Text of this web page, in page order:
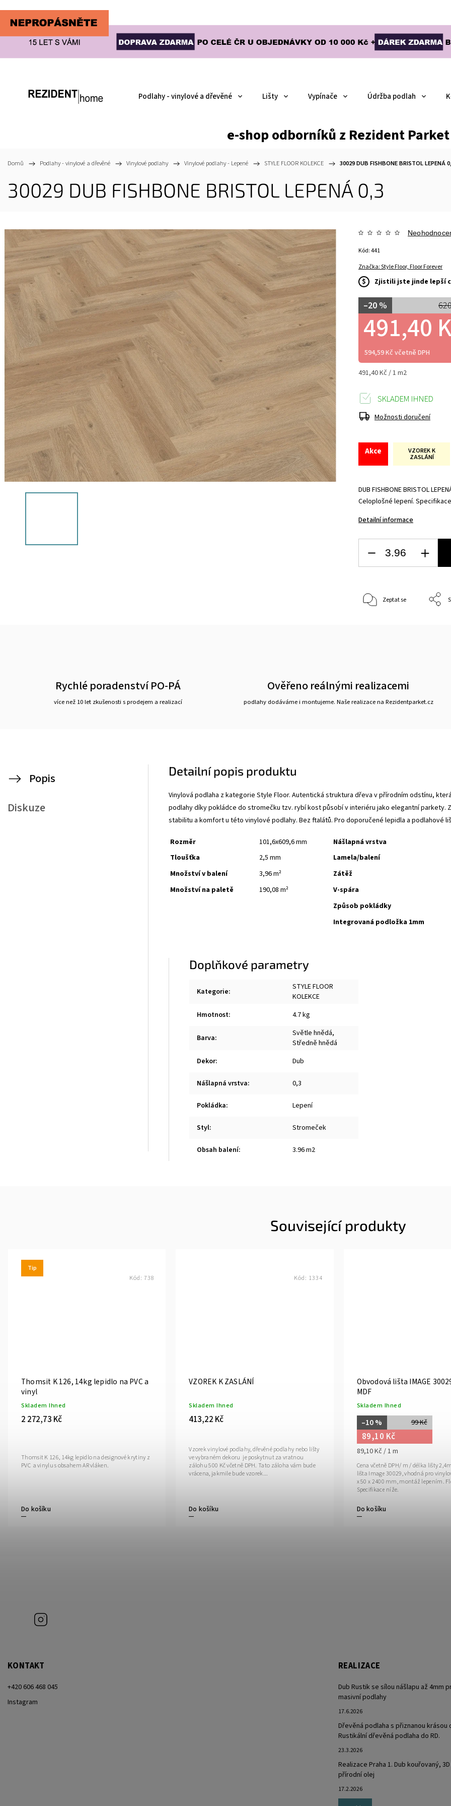
Podlahy - vinylové a dřevěné Lišty Vypínače Údržba podlah
e-shop odborníků z Rezident Parket
Domů / Podlahy - vinylové a dřevěné / Vinylové podlahy / Vinylové podlahy - Lepené / STYLE FLOOR KOLEKCE / 30029 DUB FISHBONE BRISTOL LEPENÁ
30029 DUB FISHBONE BRISTOL LEPENÁ 0,3
Značka:Style Floor, Floor Forever
–20 %
491,40 Kč / 1 m2
491,40
594,59 Kč včetně DPH
$ Zjistili jste jinde lepší
Kód:441
Akce VZOREK K
ZASLÁNÍ
DUB FISHBONE BRISTOL
Celoplošné lepení.
Detailní informace
SKLADEM IHNED
Možnosti doručení
Zeptat se
Rychlé poradenství PO-PÁ
více než 10 let zkušenosti s prodejem a realizací
Ověřeno reálnými realizacemi
podlahy dodáváme i montujeme. Naše realizace na Rezidentparket.cz
Popis
Diskuze
Detailní popis produktu
Vinylová podlaha z kategorie Style Floor. Autentická struktura dřeva v přírodním odstínu,
podlahy díky pokládce do stromečku tzv. rybí kost působí v interiéru jako elegantní parkety.
stabilitu a komfort u této vinylové podlahy. Bez ftalátů. Pro doporučené lepidla a podlahové
Rozměr 101,6x609,6 mm Nášlapná vrstva
Tloušťka
2,5 mm Lamela/balení
Množství v balení
3,96 m² Zátěž
Množství na paletě
190,08 m² V-spára
Způsob pokládky
Integrovaná podložka 1mm
Doplňkové parametry
Kategorie:
STYLE FLOOR
KOLEKCE
Hmotnost: 4.7 kg
Barva:
Světle hnědá,
Středně hnědá
Dekor: Dub
Nášlapná vrstva: 0,3
Pokládka: Lepení
Styl: Stromeček
Obsah balení: 3.96 m2
Související produkty
Tip
Thomsit K 126, 14kg lepidlo na PVC a
vinyl
Skladem Ihned
2 272,73 Kč
Do košíku
Thomsit K 126, 14kg lepidlo na designové krytiny z
Kód:738
VZOREK K ZASLÁNÍ
Skladem Ihned
413,22 Kč
Do košíku
Vzorek vinylové podlahy, dřevěné podlahy nebo lišty
ve vybraném dekoru je poskytnut za vratnou
zálohu 500 Kč včetně DPH. Tato záloha vám bude
vrácena, jakmile bude vzorek...
Kód: 1334
Obvodová lišta IMAGE
MDF
Skladem Ihned
99 Kč
–10 %
89,10 Kč
89,10 Kč / 1 m
Do košíku
Cena včetně DPH/ m / délka lišty 2,4m Obvodová
lišta Image 30029, vhodná pro
x 50 x 2400 mm, montáž lepením.
Specifikace níže.
KONTAKT
+420 606 468 045
Instagram
REALIZACE
Dub Rustik se sílou nášlapu až 4mm
masivní podlahy
17.6.2026
Dřevěná podlaha s přiznanou krásou
Rustikální dřevěná podlaha do RD.
23.3.2026
Realizace Praha 1. Dub kouřovaný,
přírodní olej
17.2.2026